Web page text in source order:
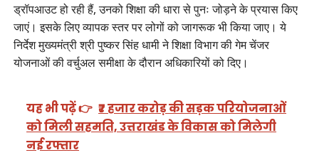
ड्रॉपआउट हो रही हैं, उनको शिक्षा की धारा से पुनः जोड़ने के प्रयास किए
जाएं। इसके लिए व्यापक स्तर पर लोगों को जागरूक भी किया जाए। ये
निर्देश मुख्यमंत्री श्री पुष्कर सिंह धामी ने शिक्षा विभाग की गेम चेंजर
योजनाओं की वर्चुअल समीक्षा के दौरान अधिकारियों को दिए।
यह भी पढ़ें 👉 ₹7 हजार करोड़ की सड़क परियोजनाओं
को मिली सहमति, उत्तराखंड के विकास को मिलेगी
नई रफ्तार